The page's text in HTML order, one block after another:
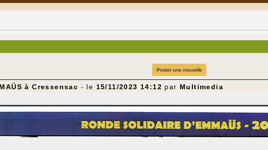
Poster une nouvelle
à Cressensac - le 15/11/2023 14:12 par Multimedia